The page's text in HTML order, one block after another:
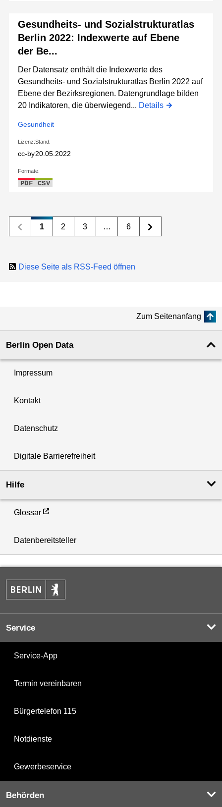
Gesundheits- und Sozialstrukturatlas
Berlin 2022: Indexwerte auf Ebene
der Be...
Der Datensatz enthält die Indexwerte des
Gesundheits- und Sozialstrukturatlas Berlin 2022 auf
Ebene der Bezirksregionen. Datengrundlage bilden
20 Indikatoren, die überwiegend... Details
Gesundheit
Lizenz:
cc-by
Stand:
20.05.2022
Formate:
PDF CSV
1 2 3 … 6
Diese Seite als RSS-Feed öffnen
Zum Seitenanfang
Berlin Open Data
Impressum
Kontakt
Datenschutz
Digitale Barrierefreiheit
Hilfe
Glossar
Datenbereitsteller
Service
Service-App
Termin vereinbaren
Bürgertelefon 115
Notdienste
Gewerbeservice
Behörden